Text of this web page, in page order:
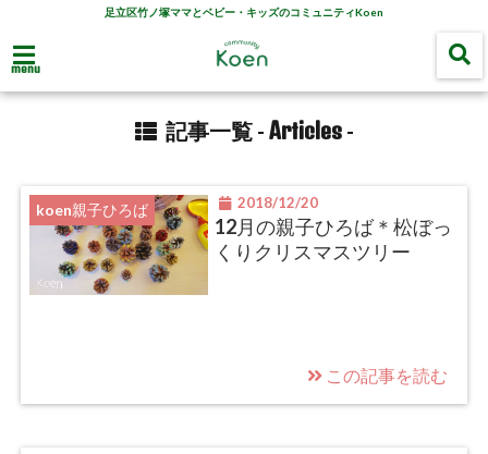
足立区竹ノ塚ママとベビー・キッズのコミュニティKoen
menu
記事一覧 - Articles-
koen親子ひろば 2018/12/20
12月の親子ひろば＊松ぼっ
くりクリスマスツリー
この記事を読む